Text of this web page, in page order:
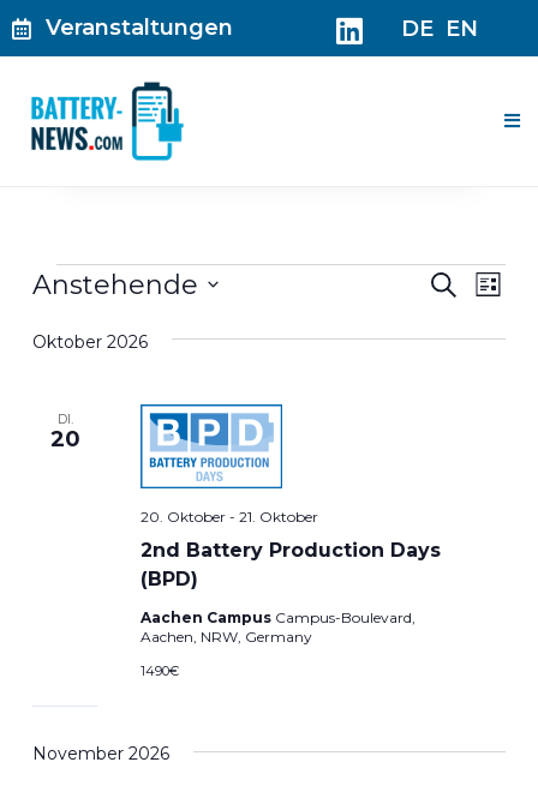
Zum
Inhalt
Veranstaltungen DE EN
Veranstaltungen
Suche
und
Suche
Liste
Anstehende
wählen.
Oktober 2026
DI.
20
2nd Battery Production Days
(BPD)
20. Oktober- 21. Oktober
Aachen Campus Campus-Boulevard,
Aachen, NRW, Germany
1490€
November 2026